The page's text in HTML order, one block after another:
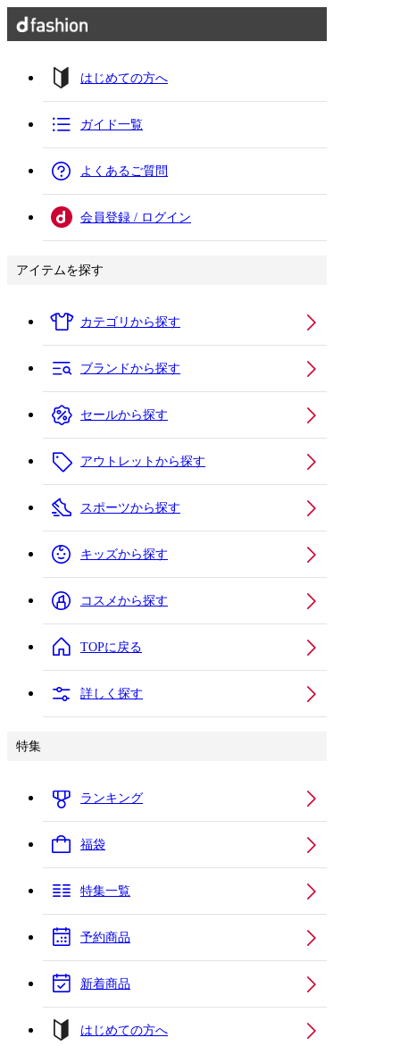
はじめての方へ
ガイド一覧
よくあるご質問
会員登録 / ログイン
アイテムを探す
カテゴリから探す
ブランドから探す
セールから探す
アウトレットから探す
スポーツから探す
キッズから探す
コスメから探す
TOPに戻る
詳しく探す
特集
ランキング
福袋
特集一覧
予約商品
新着商品
はじめての方へ